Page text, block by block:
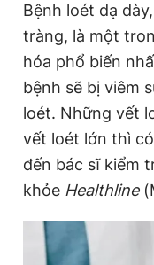
Tiện ích
Thông tin tòa soạn
Bệnh loét dạ
tràng, là một
hóa phổ biến
bệnh sẽ bị viêm
loét. Những vết
vết loét lớn thì
đến bác sĩ kiểm
khỏe Healthline